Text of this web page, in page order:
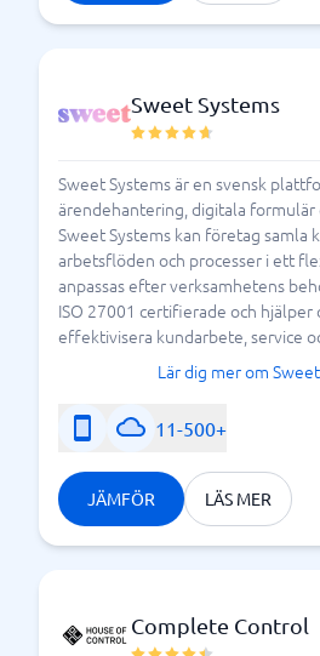
Sweet Systems
Sweet Systems är en svensk
ärendehantering, digitala formulär
Sweet Systems kan företag samla
arbetsflöden och processer i ett
anpassas efter verksamhetens
ISO 27001 certifierade och
effektivisera kundarbete, service
Lär dig mer om
11-500+
JÄMFÖR LÄS MER
Complete Control